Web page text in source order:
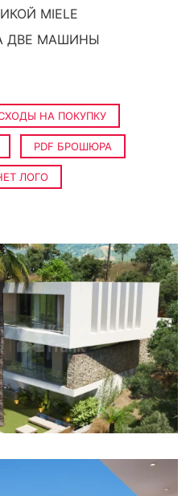
MIELE
ДВЕ МАШИНЫ
НА ПОКУПКУ
PDF БРОШЮРА
ЛОГО